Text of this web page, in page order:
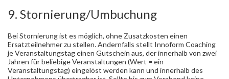
9. Stornierung/Umbuchung
Bei Stornierung ist es möglich, ohne Zusatzkosten einen
Ersatzteilnehmer zu stellen. Andernfalls stellt Innoform Coaching
je Veranstaltungstag einen Gutschein aus, der innerhalb von zwei
Jahren für beliebige Veranstaltungen (Wert = ein
Veranstaltungstag) eingelöst werden kann und innerhalb des